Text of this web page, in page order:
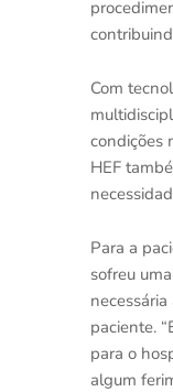
Com
condições
HEF
Para a
sofreu
paciente.
para o
algum